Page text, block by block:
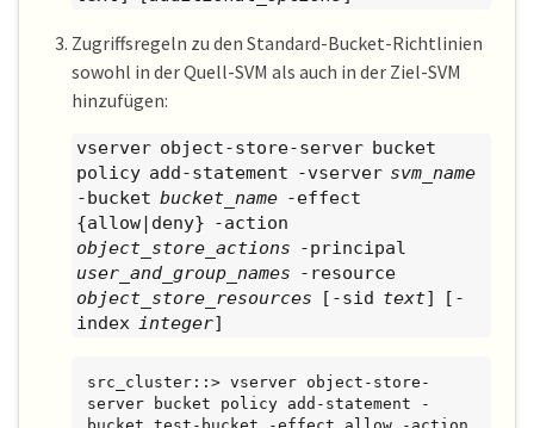
Zugriffsregeln zu den Standard-Bucket-Richtlinien
sowohl in der Quell-SVM als auch in der Ziel-SVM
hinzufügen:
vserver object-store-server bucket
policy add-statement -vserver svm_name
-bucket bucket_name-effect
{allow|deny} -action
object_store_actions -principal
user_and_group_names -resource
object_store_resources [-sid text] [-
index integer]
src_cluster::> vserver object-store-
server bucket policy add-statement -